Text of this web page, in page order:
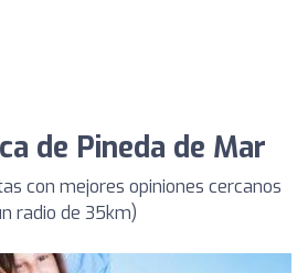
de Pineda de Mar
con mejores opiniones cercanos
radio de 35km)